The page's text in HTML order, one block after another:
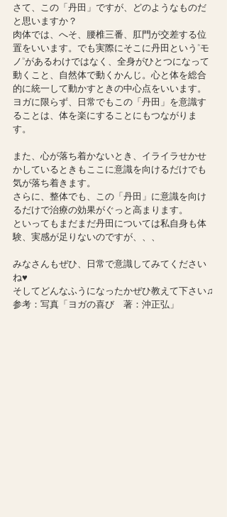
さて、この「丹田」ですが、どのようなものだ
と思いますか？
肉体では、へそ、腰椎三番、肛門が交差する位
置をいいます。でも実際にそこに丹田という”モ
ノ”があるわけではなく、全身がひとつになって
動くこと、自然体で動くかんじ。心と体を総合
的に統一して動かすときの中心点をいいます。
ヨガに限らず、日常でもこの「丹田」を意識す
ることは、体を楽にすることにもつながりま
す。
また、心が落ち着かないとき、イライラせかせ
かしているときもここに意識を向けるだけでも
気が落ち着きます。
さらに、整体でも、この「丹田」に意識を向け
るだけで治療の効果がぐっと高まります。
といってもまだまだ丹田については私自身も体
験、実感が足りないのですが、、、
みなさんもぜひ、日常で意識してみてください
ね♥
そしてどんなふうになったかぜひ教えて下さい♫
参考：写真「ヨガの喜び　著：沖正弘」